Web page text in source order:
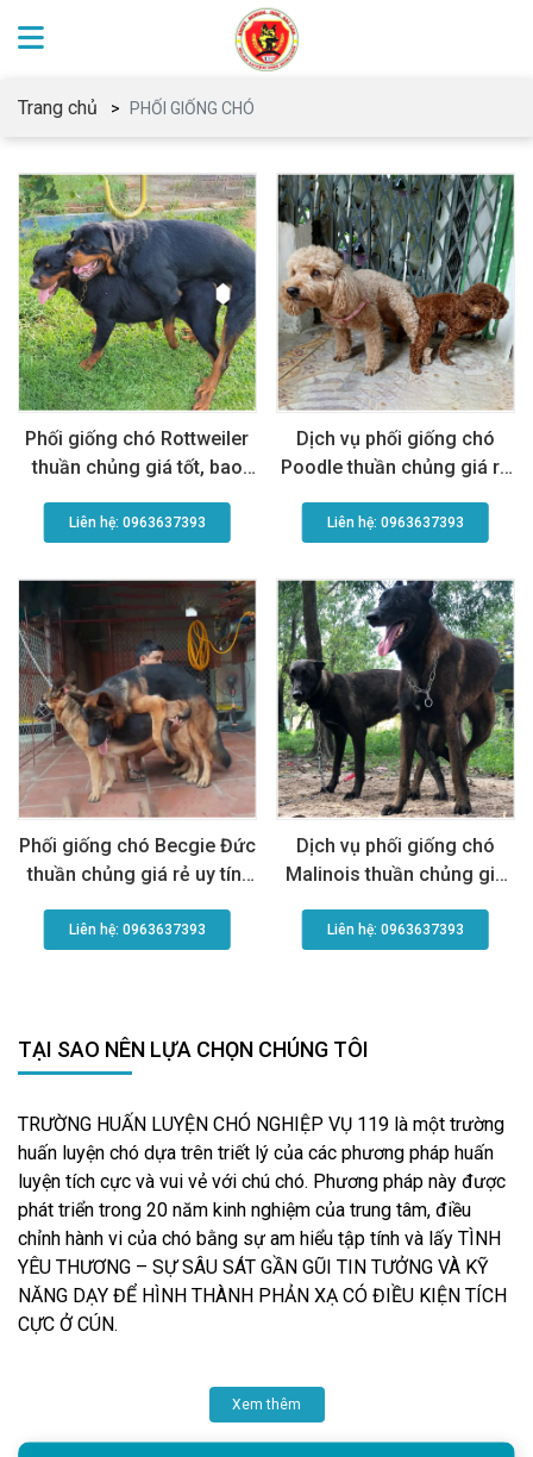
Trang chủ PHỐI GIỐNG CHÓ
Phối giống chó Rottweiler
thuần chủng giá tốt, bao
cao
Liên hệ: 0963637393​
Dịch vụ phối giống chó
Poodle thuần chủng giá rẻ
Liên hệ: 0963637393​
Phối giống chó Becgie Đức
thuần chủng giá rẻ uy tín,
nhanh chóng tiện lợi
Liên hệ: 0963637393​
Dịch vụ phối giống chó
Malinois thuần chủng giá
tín nhất
Liên hệ: 0963637393​
TẠI SAO NÊN LỰA CHỌN CHÚNG TÔI
TRƯỜNG HUẤN LUYỆN CHÓ NGHIỆP VỤ 119 là một trường
huấn luyện chó dựa trên triết lý của các phương pháp huấn
luyện tích cực và vui vẻ với chú chó. Phương pháp này được
phát triển trong 20 năm kinh nghiệm của trung tâm, điều
chỉnh hành vi của chó bằng sự am hiểu tập tính và lấy TÌNH
YÊU THƯƠNG – SỰ SÂU SÁT GẦN GŨI TIN TƯỞNG VÀ KỸ
NĂNG DẠY ĐỂ HÌNH THÀNH PHẢN XẠ CÓ ĐIỀU KIỆN TÍCH
CỰC Ở CÚN.
Xem thêm